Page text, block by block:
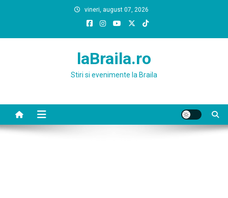
vineri, august 07, 2026
laBraila.ro
Stiri si evenimente la Braila